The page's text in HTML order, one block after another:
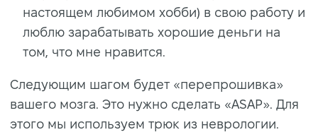
настоящем любимом хобби) в свою работу и
люблю зарабатывать хорошие деньги на
том, что мне нравится.
Следующим шагом будет «перепрошивка»
вашего мозга. Это нужно сделать «ASAP». Для
этого мы используем трюк из неврологии.